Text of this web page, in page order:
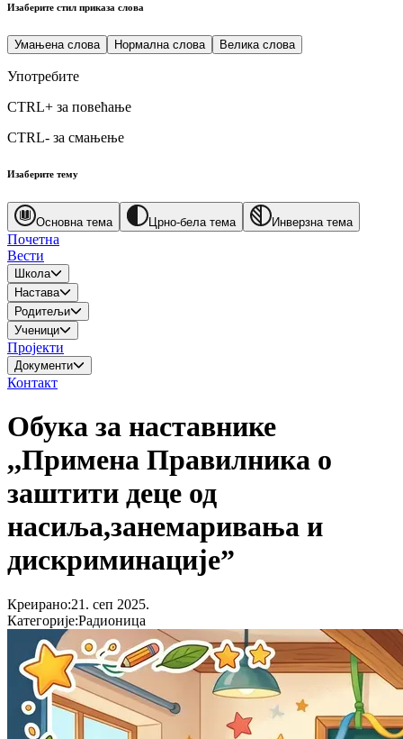
Изаберите стил приказа слова
Умањена слова Нормална слова Велика слова
Употребите
CTRL+ за повећање
CTRL- за смањење
Изаберите тему
Основна тема Црно-бела тема Инверзна тема
Почетна
Вести
Школа
Настава
Родитељи
Ученици
Пројекти
Документи
Контакт
Обука за наставнике
,,Примена Правилника о
заштити деце од
насиља,занемаривања и
дискриминације”
Креирано:21. сеп 2025.
Категорије:Радионица